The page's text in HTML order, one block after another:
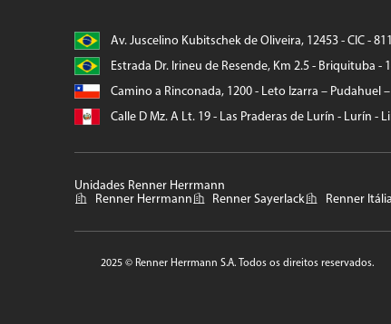
Av. Juscelino Kubitschek de Oliveira, 12453 - CIC -
Estrada Dr. Irineu de Resende, Km 2.5 - Briquituba -
Camino a Rinconada, 1200 - Leto Izarra – Pudahuel
Calle D Mz. A Lt. 19 - Las Praderas de Lurín - Lurín -
Unidades Renner Herrmann
Renner Herrmann
Renner Sayerlack Renner Itália
2025 © Renner Herrmann S.A. Todos os direitos reservados.